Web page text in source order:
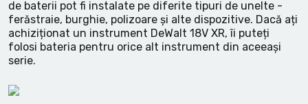
de baterii pot fi instalate pe diferite tipuri de unelte -
ferăstraie, burghie, polizoare și alte dispozitive. Dacă ați
achiziționat un instrument DeWalt 18V XR, îi puteți
folosi bateria pentru orice alt instrument din aceeași
serie.